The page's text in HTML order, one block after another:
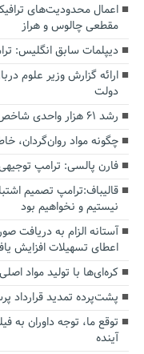
اعمال محدودیت‌های
مقطعی چالوس و هراز
دیپلمات سابق انگلیس:‌
ارائه گزارش وزیر علوم
دولت
رشد ۶۱ هزار واحدی شاخص بورس
چگونه مواد روان‌گردان،
فارن پالسی: ترامپ
قالیباف:ترامپ تصمیم
نیستیم و نخواهیم بود
اعطای تسهیلات افزایش
کره‌ای‌ها با تولید مواد
پشت‌پرده تمدید قرارداد
توقع ما، توجه داوران به
آینده